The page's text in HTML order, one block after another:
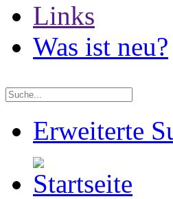
Links
Was ist neu?
Erweiterte